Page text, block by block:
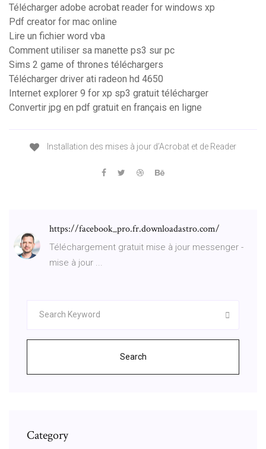
Télécharger adobe acrobat reader for windows xp
Pdf creator for mac online
Lire un fichier word vba
Comment utiliser sa manette ps3 sur pc
Sims 2 game of thrones téléchargers
Télécharger driver ati radeon hd 4650
Internet explorer 9 for xp sp3 gratuit télécharger
Convertir jpg en pdf gratuit en français en ligne
Installation des mises à jour d’Acrobat et de Reader
https://facebook_pro.fr.downloadastro.com/
Téléchargement gratuit mise à jour messenger -
mise à jour ...
Search
Category